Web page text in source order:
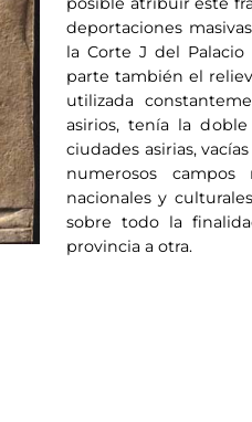
deportaciones
la Corte J del
parte también el
utilizada
asirios, tenía la
ciudades asirias,
numerosos
nacionales y
sobre todo la
provincia a otra.